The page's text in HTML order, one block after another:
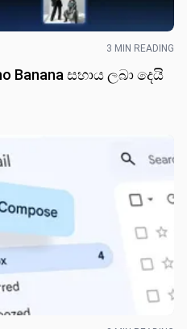
3 MIN READING
Banana සහාය ලබා දෙයි